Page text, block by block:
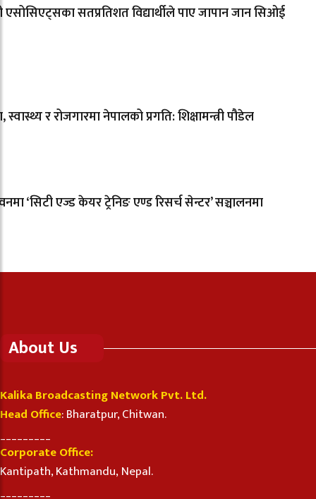
एसोसिएट्सका सतप्रतिशत विद्यार्थीले पाए जापान जान सिओई
स्वास्थ्य र रोजगारमा नेपालको प्रगति: शिक्षामन्त्री पौडेल
‘सिटी एज्ड केयर ट्रेनिङ एण्ड रिसर्च सेन्टर’ सञ्चालनमा
About Us
Kalika Broadcasting Network Pvt. Ltd.
Head Office: Bharatpur, Chitwan.
Corporate Office:
Kantipath, Kathmandu, Nepal.